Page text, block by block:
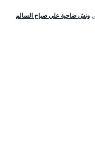
ونش ضاحية علي صباح السالم